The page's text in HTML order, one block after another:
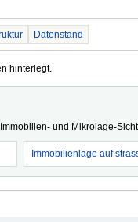
Datenstand
hinterlegt.
und Mikrolage-
Immobilienlage auf